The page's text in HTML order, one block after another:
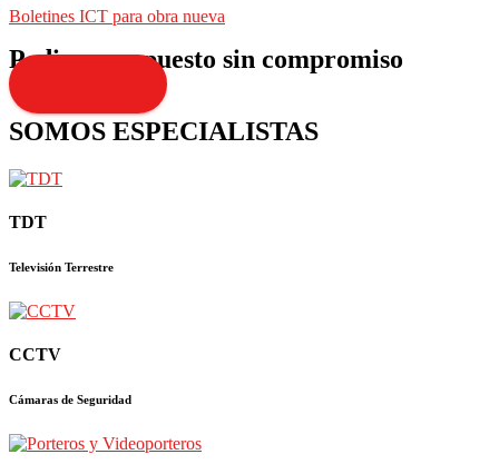
Boletines ICT para obra nueva
Pedir presupuesto sin compromiso
SOMOS ESPECIALISTAS
TDT
Televisión Terrestre
CCTV
Cámaras de Seguridad